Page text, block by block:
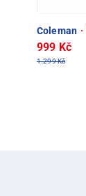
Coleman ·
999 Kč
1.299 Kč